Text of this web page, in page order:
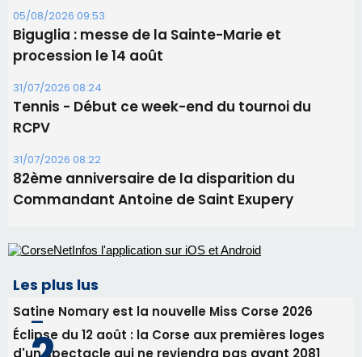
31/07/2026 08:22
82ème anniversaire de la disparition du
Commandant Antoine de Saint Exupery
Les plus lus
Satine Nomary est la nouvelle Miss Corse 2026
Éclipse du 12 août : la Corse aux premières loges
d'un spectacle qui ne reviendra pas avant 2081
avant le concert de Mosimann
consommation en recul dans les restaurants
La gendarmerie alerte les restaurateurs corses
face à une nouvelle escroquerie au faux vendeur de
vin